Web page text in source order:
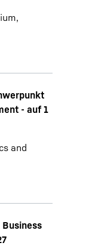
- auf 1
and